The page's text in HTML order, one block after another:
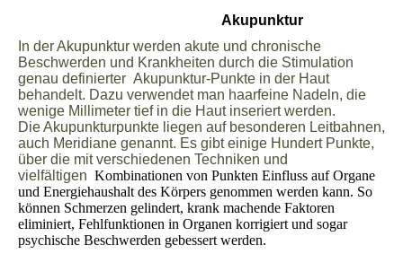
Akupunktur
In der Akupunktur werden akute und chronische
Beschwerden und Krankheiten durch die Stimulation
genau definierter Akupunktur-Punkte in der Haut
behandelt. Dazu verwendet man haarfeine Nadeln, die
wenige Millimeter tief in die Haut inseriert werden.
Die Akupunkturpunkte liegen auf besonderen Leitbahnen,
auch Meridiane genannt. Es gibt einige Hundert Punkte,
über die mit verschiedenen Techniken und
vielfältigen Kombinationen von Punkten Einfluss auf Organe
und Energiehaushalt des Körpers genommen werden kann. So
können Schmerzen gelindert, krank machende Faktoren
eliminiert, Fehlfunktionen in Organen korrigiert und sogar
psychische Beschwerden gebessert werden.